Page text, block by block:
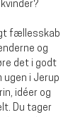
fællesskab
og
det i godt
ugen i Jerup
idéer og
Du tager